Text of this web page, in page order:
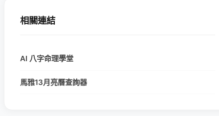
相關連結
AI 八字命理學堂
馬雅13月亮曆查詢器